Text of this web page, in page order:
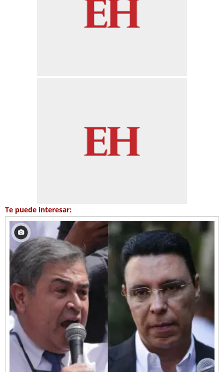
Te puede interesar: